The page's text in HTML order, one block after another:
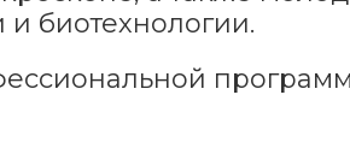
биотехнологии.